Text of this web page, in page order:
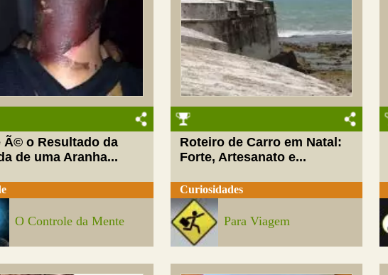
Ã© o Resultado da
de uma Aranha...
O Controle da Mente
Roteiro de Carro em Natal:
Forte, Artesanato e...
Curiosidades
Para Viagem